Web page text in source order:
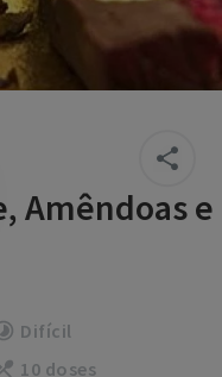
Amêndoas e
Difícil
10 doses